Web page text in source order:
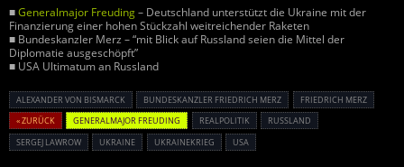
■Generalmajor Freuding– Deutschland unterstützt die Ukraine mit der
Finanzierung einer hohen Stückzahl weitreichender Raketen
■ Bundeskanzler Merz – “mit Blick auf Russland seien die Mittel der
Diplomatie ausgeschöpft”
■ USA Ultimatum an Russland
ALEXANDER VON BISMARCK BUNDESKANZLER FRIEDRICH MERZ
FRIEDRICH MERZ
« ZURÜCK
GENERALMAJOR FREUDING REALPOLITIK
RUSSLAND
SERGEJ LAWROW
UKRAINE UKRAINEKRIEG USA